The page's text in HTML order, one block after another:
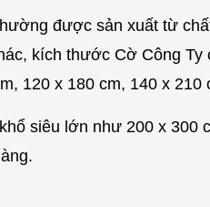
được sản xuất từ
kích thước Cờ Công
120 x 180 cm, 140 x 210
siêu lớn như 200 x 300